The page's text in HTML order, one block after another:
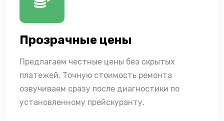
Прозрачные цены
Предлагаем честные цены без скрытых
платежей. Точную стоимость ремонта
озвучиваем сразу после диагностики по
установленному прейскуранту.